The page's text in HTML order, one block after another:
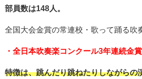
部員数は148人。
全国大会金賞の常連校・歌って踊る吹
・全日本吹奏楽コンクール3年連続金
特徴は、跳んだり跳ねたりしながらの